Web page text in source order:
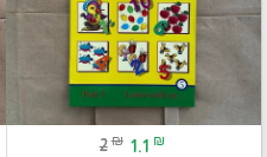
2 ₪ 1.1 ₪